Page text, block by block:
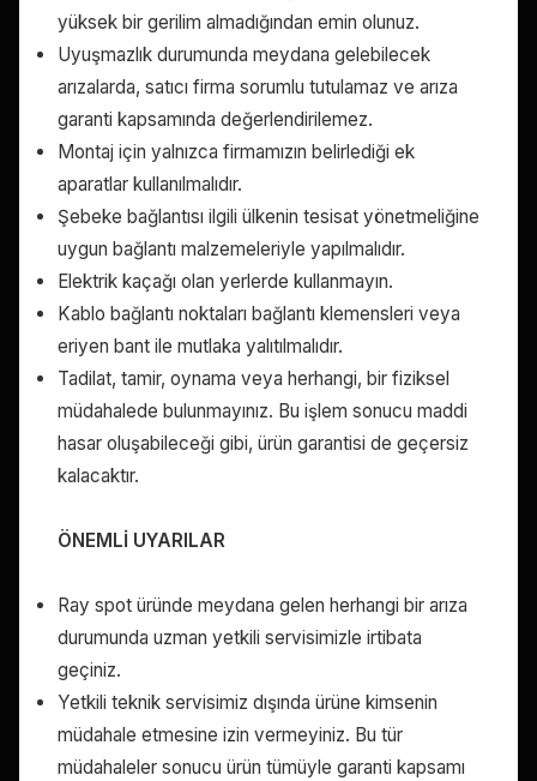
yüksek bir gerilim almadığından emin olunuz.
Uyuşmazlık durumunda meydana gelebilecek
arızalarda, satıcı firma sorumlu tutulamaz ve arıza
garanti kapsamında değerlendirilemez.
Montaj için yalnızca firmamızın belirlediği ek
aparatlar kullanılmalıdır.
Şebeke bağlantısı ilgili ülkenin tesisat yönetmeliğine
uygun bağlantı malzemeleriyle yapılmalıdır.
Elektrik kaçağı olan yerlerde kullanmayın.
Kablo bağlantı noktaları bağlantı klemensleri veya
eriyen bant ile mutlaka yalıtılmalıdır.
Tadilat, tamir, oynama veya herhangi, bir fiziksel
müdahalede bulunmayınız. Bu işlem sonucu maddi
hasar oluşabileceği gibi, ürün garantisi de geçersiz
kalacaktır.
ÖNEMLİ UYARILAR
Ray spot üründe meydana gelen herhangi bir arıza
durumunda uzman yetkili servisimizle irtibata
geçiniz.
Yetkili teknik servisimiz dışında ürüne kimsenin
müdahale etmesine izin vermeyiniz. Bu tür
müdahaleler sonucu ürün tümüyle garanti kapsamı